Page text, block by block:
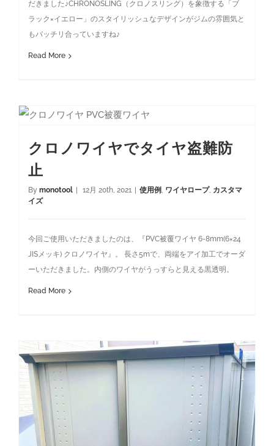
だきました♪CHRONOSLING（クロノスリング）を象徴する「ブ
ラック×イエロー」のスタイリッシュなデザインがジムの雰囲気と
もバッチリ合っていますね♪
Read More
クロノワイヤでタイヤ盗難防
止
By monotool 12月 20th, 2021 使用例, ワイヤロープ, カスタマ
イズ
今回ご使用いただきましたのは、『PVC被覆ワイヤ 6-8mm(6×24
JISメッキ) クロノワイヤ』。 長さ5mで、両端をアイ加工でオーダ
ーいただきました。内側のワイヤがうっすらと見える黒透明。
Read More